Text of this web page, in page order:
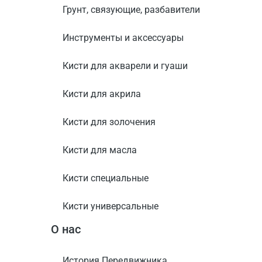
Грунт, связующие, разбавители
Инструменты и аксессуары
Кисти для акварели и гуаши
Кисти для акрила
Кисти для золочения
Кисти для масла
Кисти специальные
Кисти универсальные
О нас